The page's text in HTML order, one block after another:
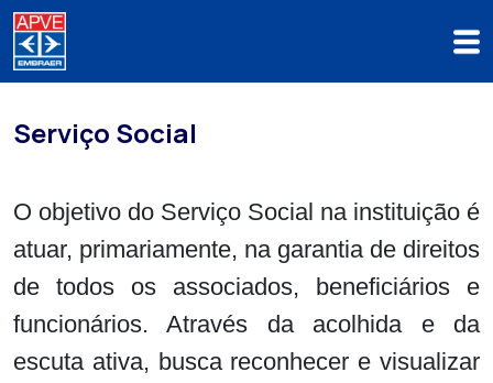
Serviço Social
O objetivo do Serviço Social na instituição é
atuar, primariamente, na garantia de direitos
de todos os associados, beneficiários e
funcionários. Através da acolhida e da
escuta ativa, busca reconhecer e visualizar